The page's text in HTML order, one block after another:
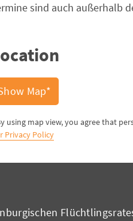
sind auch außerhalb
Map*
using map view, you agree that
Privacy Policy